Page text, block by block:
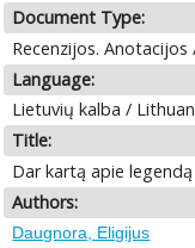
Document Type:
Recenzijos.
Language:
Lietuvių kalba /
Title:
Dar kartą apie legendą
Authors:
Daugnora, Eligijus